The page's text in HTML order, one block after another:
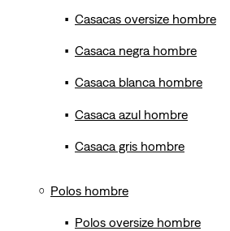
Casacas oversize hombre
Casaca negra hombre
Casaca blanca hombre
Casaca azul hombre
Casaca gris hombre
Polos hombre
Polos oversize hombre